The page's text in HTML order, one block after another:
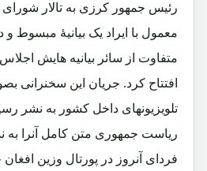
رئیس جمهور کرزی به تالار
معمول با ایراد یک بیانیۀ مبسوط و
متفاوت از سائر بیانیه هایش
افتتاح کرد. جریان این سخنرانی
تلویزیونهای داخل کشور به نشر
ریاست جمهوری متن کامل آنرا به
فردای آنروز در پورتال وزین